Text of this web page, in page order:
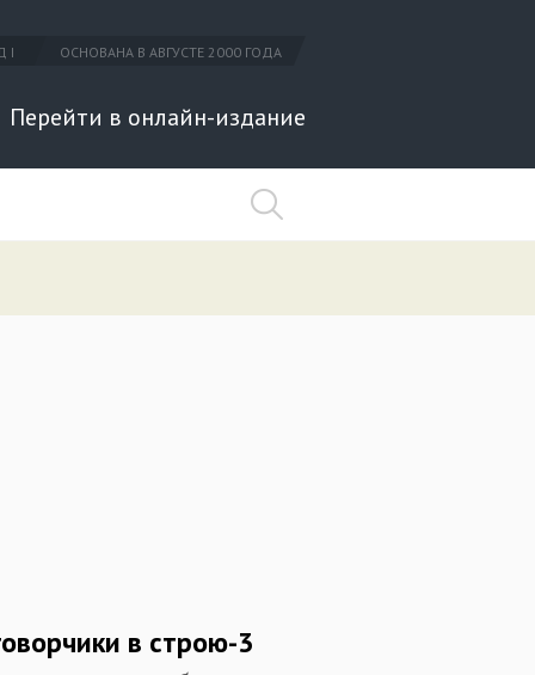
I ОСНОВАНА В АВГУСТЕ 2000 ГОДА
Перейти в онлайн-издание
в строю-3